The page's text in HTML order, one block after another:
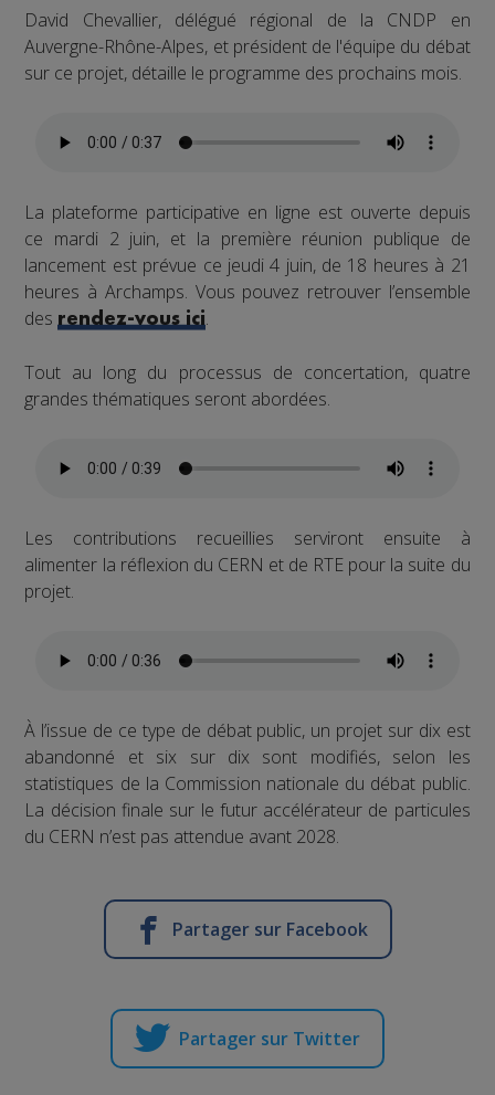
David Chevallier, délégué régional de la CNDP en
Auvergne-Rhône-Alpes, et président de l'équipe du débat
sur ce projet, détaille le programme des prochains mois.
La plateforme participative en ligne est ouverte depuis
ce mardi 2 juin, et la première réunion publique de
lancement est prévue ce jeudi 4 juin, de 18 heures à 21
heures à Archamps. Vous pouvez retrouver l’ensemble
desrendez-vous ici.
Tout au long du processus de concertation, quatre
grandes thématiques seront abordées.
Les contributions recueillies serviront ensuite à
alimenter la réflexion du CERN et de RTE pour la suite du
projet.
À l’issue de ce type de débat public, un projet sur dix est
abandonné et six sur dix sont modifiés, selon les
statistiques de la Commission nationale du débat public.
La décision finale sur le futur accélérateur de particules
du CERN n’est pas attendue avant 2028.
Partager sur Facebook
Partager sur Twitter